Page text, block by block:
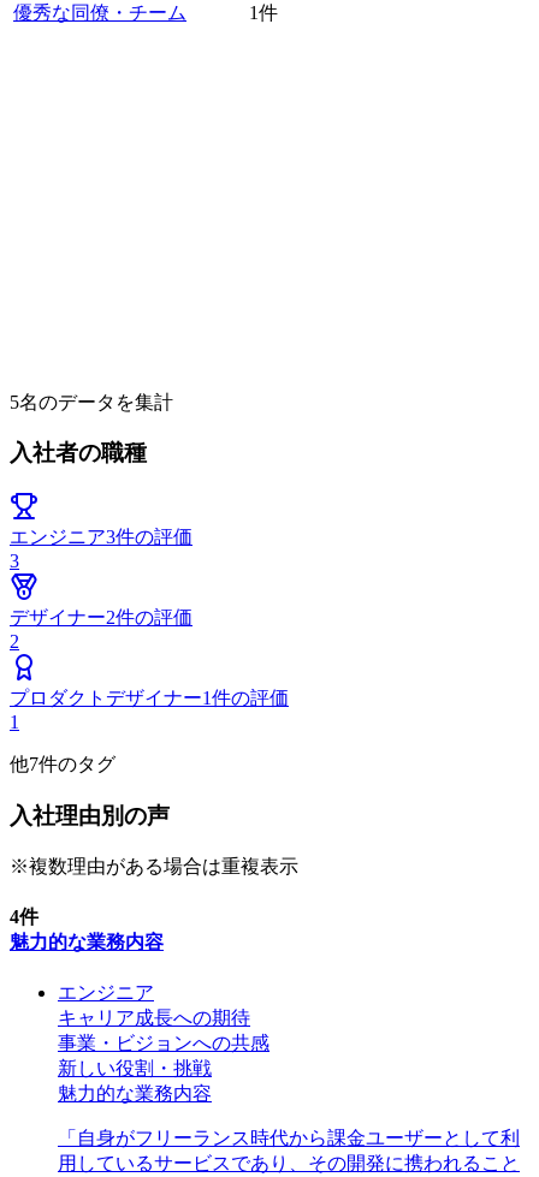
優秀な同僚・チーム
1件
5名のデータを集計
入社者の職種
エンジニア3件の評価
3
デザイナー2件の評価
2
プロダクトデザイナー1件の評価
1
他7件のタグ
入社理由別の声
※複数理由がある場合は重複表示
4件
魅力的な業務内容
エンジニア
キャリア成長への期待
事業・ビジョンへの共感
新しい役割・挑戦
魅力的な業務内容
「 自身がフリーランス時代から課金ユーザーとして利
用しているサービスであり、その開発に携われること